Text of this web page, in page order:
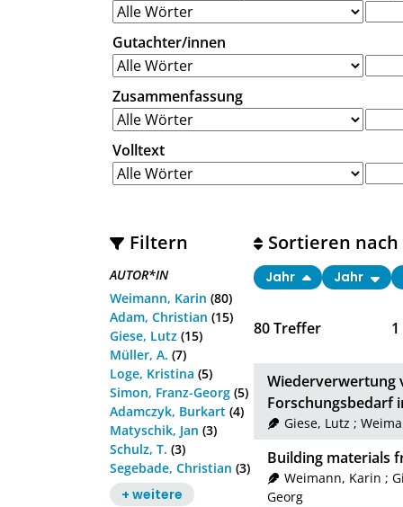
Gutachter/innen
Zusammenfassung
Volltext
Filtern
AUTOR*IN
Weimann, Karin (80)
Adam, Christian (15)
Giese, Lutz (15)
Müller, A. (7)
Loge, Kristina (5)
Simon, Franz-Georg (5)
Adamczyk, Burkart (4)
Matyschik, Jan (3)
Schulz, T. (3)
Segebade, Christian (3)
+ weitere
80Treffer 1
Sortieren nach
Jahr Jahr
Wiederverwertung
Forschungsbedarf
Giese, Lutz ;
Building materials
Weimann, Karin ;
Georg